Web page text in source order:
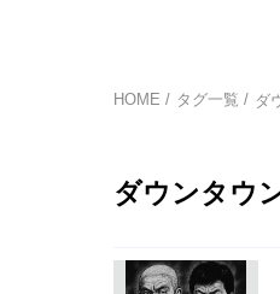
HOME タグ一覧 ダ
ダウンタウ